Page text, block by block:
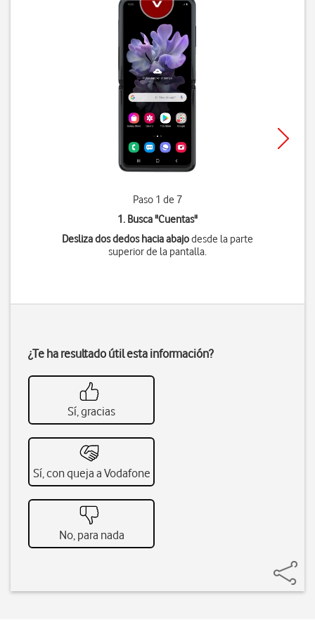
Paso 1 de 7
1. Busca "Cuentas"
Desliza dos dedos hacia abajodesde la parte
superior de la pantalla.
¿Te ha resultado útil esta información?
Sí, gracias
Sí, con queja a Vodafone
No, para nada